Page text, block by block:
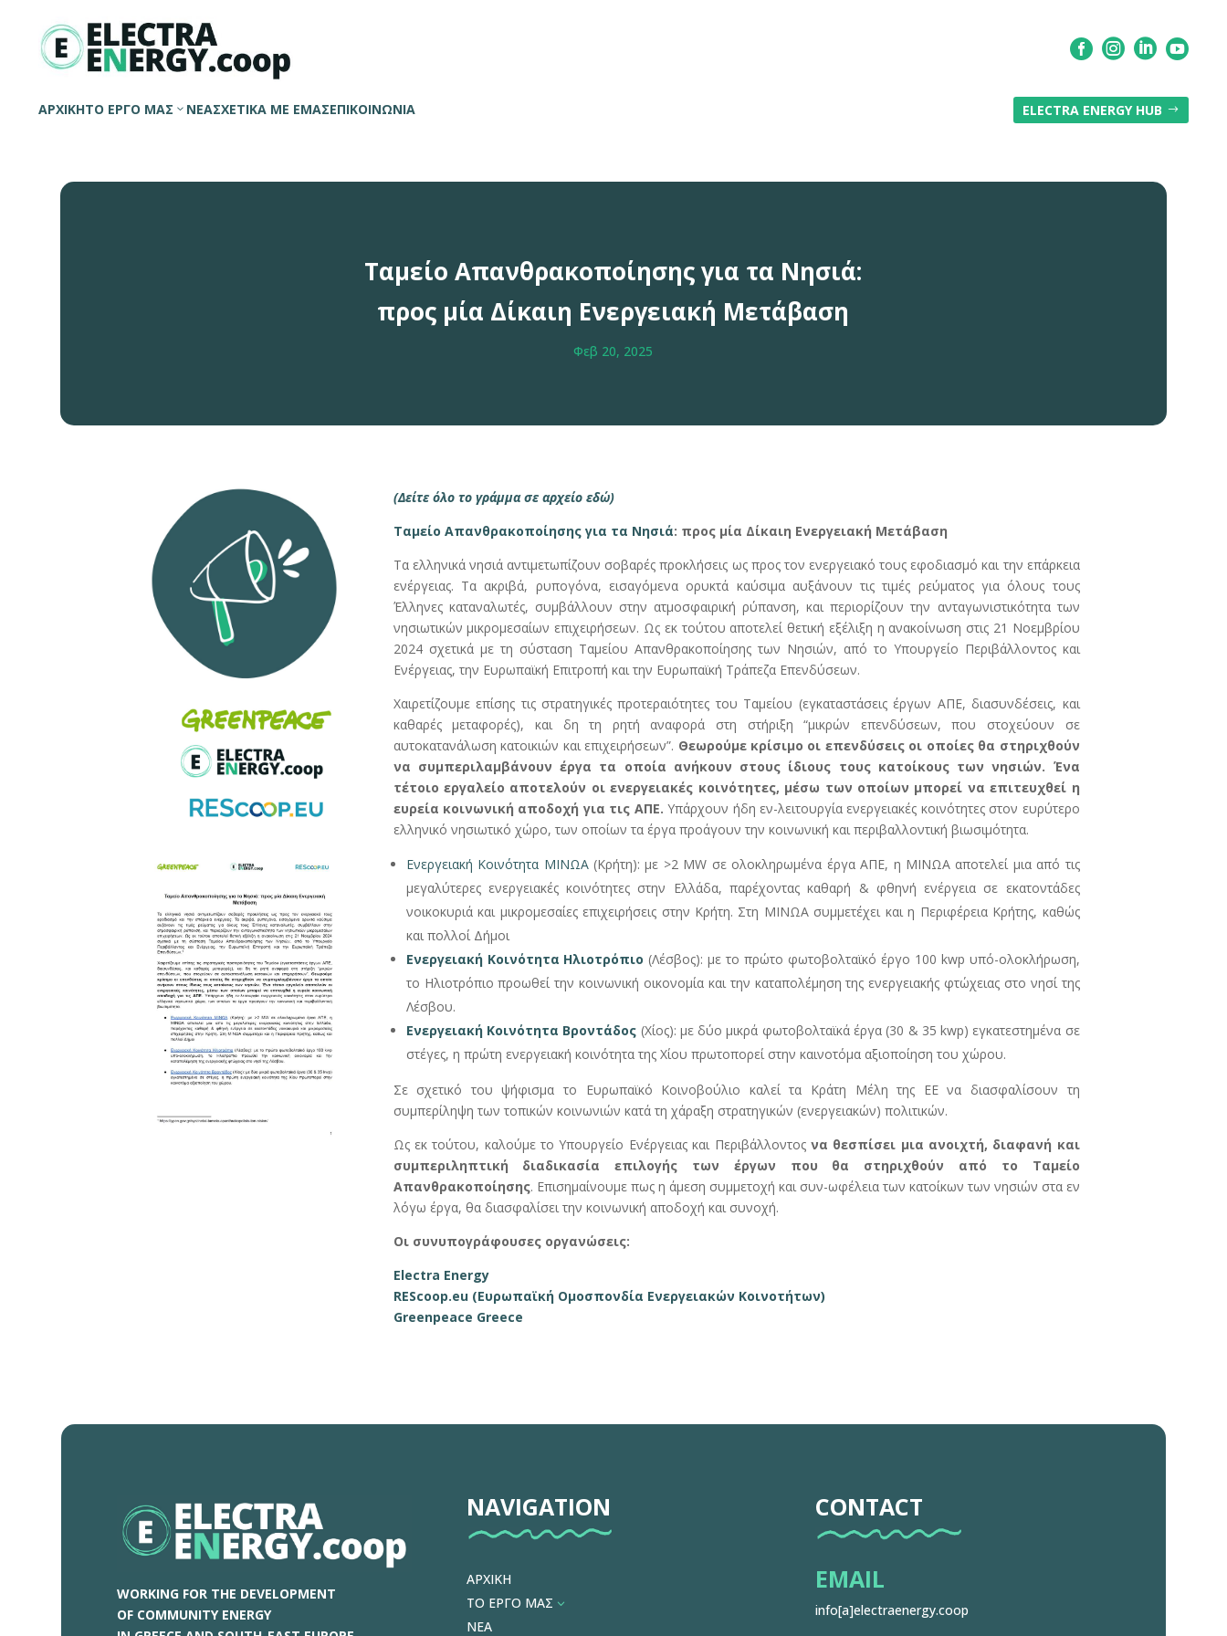
   
ΑΡΧΙΚΗΤΟ ΕΡΓΟ ΜΑΣ ΝΕΑΣΧΕΤΙΚΑ ΜΕ ΕΜΑΣΕΠΙΚΟΙΝΩΝΙΑ ELECTRA ENERGY HUB $
Ταμείο Απανθρακοποίησης για τα Νησιά:
προς μία Δίκαιη Ενεργειακή Μετάβαση
Φεβ 20, 2025
(Δείτε όλο το γράμμα σε αρχείο εδώ)
Ταμείο Απανθρακοποίησης για τα Νησιά: προς μία Δίκαιη Ενεργειακή Μετάβαση
Τα ελληνικά νησιά αντιμετωπίζουν σοβαρές προκλήσεις ως προς τον ενεργειακό τους εφοδιασμό και την επάρκεια
ενέργειας. Τα ακριβά, ρυπογόνα, εισαγόμενα ορυκτά καύσιμα αυξάνουν τις τιμές ρεύματος για όλους τους
Έλληνες καταναλωτές, συμβάλλουν στην ατμοσφαιρική ρύπανση, και περιορίζουν την ανταγωνιστικότητα των
νησιωτικών μικρομεσαίων επιχειρήσεων. Ως εκ τούτου αποτελεί θετική εξέλιξη η ανακοίνωση στις 21 Νοεμβρίου
2024 σχετικά με τη σύσταση Ταμείου Απανθρακοποίησης των Νησιών, από το Υπουργείο Περιβάλλοντος και
Ενέργειας, την Ευρωπαϊκή Επιτροπή και την Ευρωπαϊκή Τράπεζα Επενδύσεων.
Χαιρετίζουμε επίσης τις στρατηγικές προτεραιότητες του Ταμείου (εγκαταστάσεις έργων ΑΠΕ, διασυνδέσεις, και
καθαρές μεταφορές), και δη τη ρητή αναφορά στη στήριξη “μικρών επενδύσεων, που στοχεύουν σε
αυτοκατανάλωση κατοικιών και επιχειρήσεων”. Θεωρούμε κρίσιμο οι επενδύσεις οι οποίες θα στηριχθούν
να συμπεριλαμβάνουν έργα τα οποία ανήκουν στους ίδιους τους κατοίκους των νησιών. Ένα
τέτοιο εργαλείο αποτελούν οι ενεργειακές κοινότητες, μέσω των οποίων μπορεί να επιτευχθεί η
ευρεία κοινωνική αποδοχή για τις ΑΠΕ.Υπάρχουν ήδη εν-λειτουργία ενεργειακές κοινότητες στον ευρύτερο
ελληνικό νησιωτικό χώρο, των οποίων τα έργα προάγουν την κοινωνική και περιβαλλοντική βιωσιμότητα.
Ενεργειακή Κοινότητα ΜΙΝΩΑ(Κρήτη): με >2 MW σε ολοκληρωμένα έργα ΑΠΕ, η ΜΙΝΩΑ αποτελεί μια από τις
μεγαλύτερες ενεργειακές κοινότητες στην Ελλάδα, παρέχοντας καθαρή & φθηνή ενέργεια σε εκατοντάδες
νοικοκυριά και μικρομεσαίες επιχειρήσεις στην Κρήτη. Στη ΜΙΝΩΑ συμμετέχει και η Περιφέρεια Κρήτης, καθώς
και πολλοί Δήμοι
Ενεργειακή Κοινότητα Ηλιοτρόπιο (Λέσβος): με το πρώτο φωτοβολταϊκό έργο 100 kwp υπό-ολοκλήρωση,
το Ηλιοτρόπιο προωθεί την κοινωνική οικονομία και την καταπολέμηση της ενεργειακής φτώχειας στο νησί της
Λέσβου.
Ενεργειακή Κοινότητα Βροντάδος (Χίος): με δύο μικρά φωτοβολταϊκά έργα (30 & 35 kwp) εγκατεστημένα σε
στέγες, η πρώτη ενεργειακή κοινότητα της Χίου πρωτοπορεί στην καινοτόμα αξιοποίηση του χώρου.
Σε σχετικό του ψήφισμα το Ευρωπαϊκό Κοινοβούλιο καλεί τα Κράτη Μέλη της ΕΕ να διασφαλίσουν τη
συμπερίληψη των τοπικών κοινωνιών κατά τη χάραξη στρατηγικών (ενεργειακών) πολιτικών.
Ως εκ τούτου, καλούμε το Υπουργείο Ενέργειας και Περιβάλλοντος να θεσπίσει μια ανοιχτή, διαφανή και
συμπεριληπτική διαδικασία επιλογής των έργων που θα στηριχθούν από το Ταμείο
Απανθρακοποίησης. Επισημαίνουμε πως η άμεση συμμετοχή και συν-ωφέλεια των κατοίκων των νησιών στα εν
λόγω έργα, θα διασφαλίσει την κοινωνική αποδοχή και συνοχή.
Οι συνυπογράφουσες οργανώσεις:
Electra Energy
REScoop.eu (Ευρωπαϊκή Ομοσπονδία Ενεργειακών Κοινοτήτων)
Greenpeace Greece
WORKING FOR THE DEVELOPMENT
OF COMMUNITY ENERGY
NAVIGATION
ΑΡΧΙΚΗ
ΤΟ ΕΡΓΟ ΜΑΣ 3
ΝΕΑ
CONTACT
EMAIL
info[a]electraenergy.coop